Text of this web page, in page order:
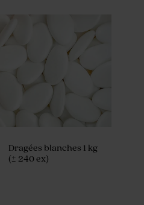
Dragées blanches 1 kg
(± 240 ex)